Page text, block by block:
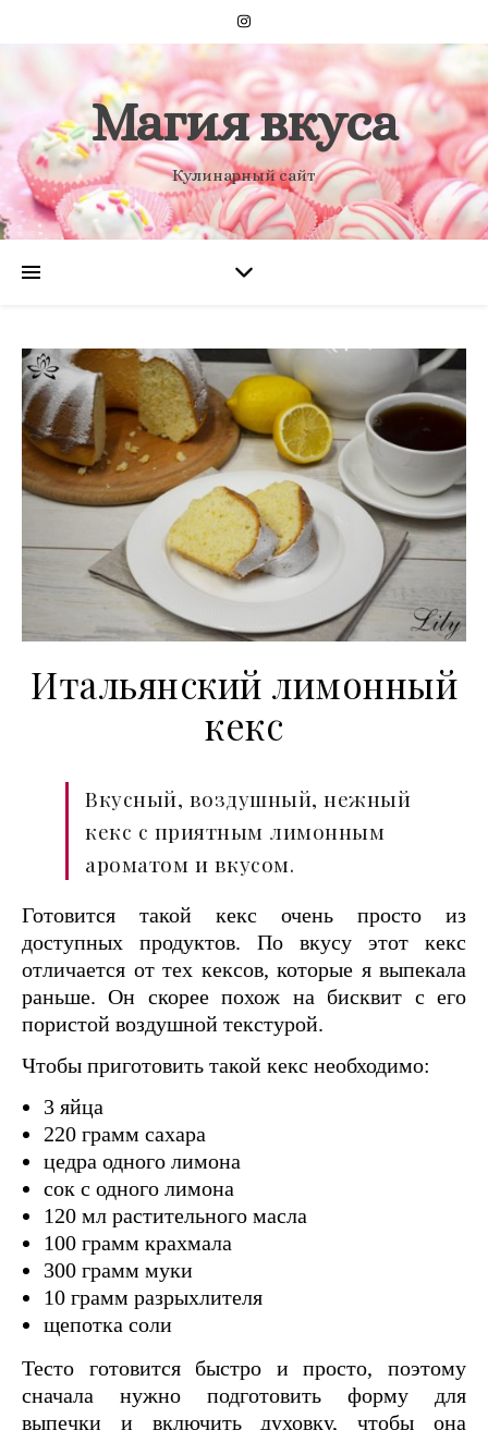
Магия вкуса
Кулинарный сайт
Итальянский лимонный
кекс
Вкусный, воздушный, нежный
кекс с приятным лимонным
ароматом и вкусом.
Готовится такой кекс очень просто из
доступных продуктов. По вкусу этот кекс
отличается от тех кексов, которые я выпекала
раньше. Он скорее похож на бисквит с его
пористой воздушной текстурой.
Чтобы приготовить такой кекс необходимо:
3 яйца
220 грамм сахара
цедра одного лимона
сок с одного лимона
120 мл растительного масла
100 грамм крахмала
300 грамм муки
10 грамм разрыхлителя
щепотка соли
Тесто готовится быстро и просто, поэтому
сначала нужно подготовить форму для
выпечки и включить духовку, чтобы она